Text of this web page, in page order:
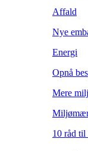
Affald
Nye
Energi
Opnå
Mere
10 råd til